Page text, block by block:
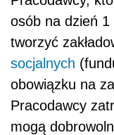
osób na dzień
tworzyć
socjalnych
obowiązku na
Pracodawcy
mogą